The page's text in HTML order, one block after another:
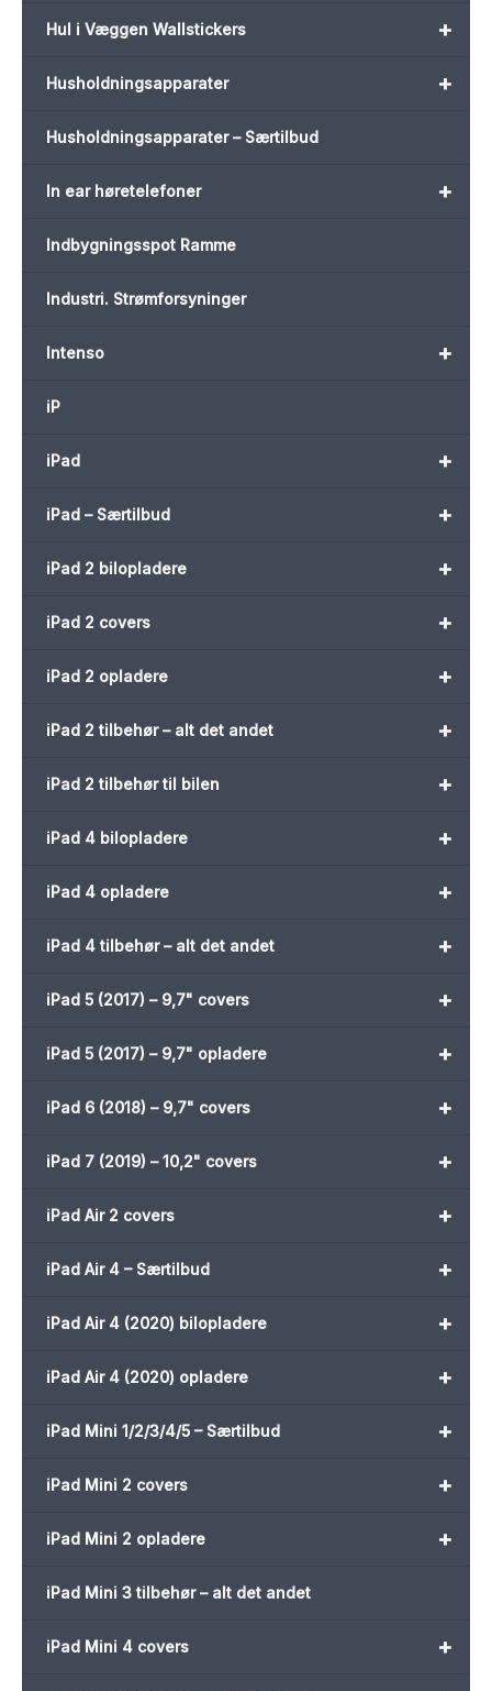
+
Hul i Væggen Wallstickers
+
Husholdningsapparater
Husholdningsapparater – Særtilbud
+
In ear høretelefoner
Indbygningsspot Ramme
Industri. Strømforsyninger
+
Intenso
iP
+
iPad
+
iPad – Særtilbud
+
iPad 2 bilopladere
+
iPad 2 covers
+
iPad 2 opladere
+
iPad 2 tilbehør – alt det andet
+
iPad 2 tilbehør til bilen
+
iPad 4 bilopladere
+
iPad 4 opladere
+
iPad 4 tilbehør – alt det andet
+
iPad 5 (2017) – 9,7" covers
+
iPad 5 (2017) – 9,7" opladere
+
iPad 6 (2018) – 9,7" covers
+
iPad 7 (2019) – 10,2" covers
+
iPad Air 2 covers
+
iPad Air 4 – Særtilbud
+
iPad Air 4 (2020) bilopladere
+
iPad Air 4 (2020) opladere
+
iPad Mini 1/2/3/4/5 – Særtilbud
+
iPad Mini 2 covers
+
iPad Mini 2 opladere
iPad Mini 3 tilbehør – alt det andet
+
iPad Mini 4 covers